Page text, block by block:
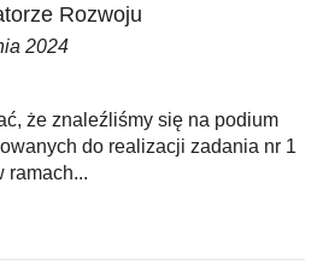
Rozwoju
2024
że znaleźliśmy się na podium
do realizacji zadania nr 1
ramach...